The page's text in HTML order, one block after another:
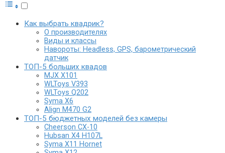
Как выбрать квадрик?
О производителях
Виды и классы
Навороты: Headless, GPS, барометрический
датчик
ТОП-5 больших квадов
MJX X101
WLToys V393
WLToys Q202
Syma X6
Align M470 G2
ТОП-5 бюджетных моделей без камеры
Cheerson CX-10
Hubsan X4 H107L
Syma X11 Hornet